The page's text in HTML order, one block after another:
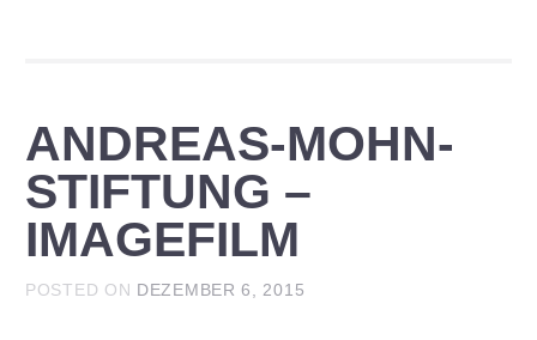
ANDREAS-MOHN-
STIFTUNG –
IMAGEFILM
POSTED ON DEZEMBER 6, 2015